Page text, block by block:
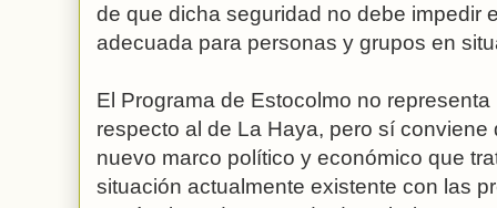
de que dicha seguridad no debe impedir
adecuada para personas y grupos en
El Programa de Estocolmo no
respecto al de La Haya, pero sí
nuevo marco político y económico que
situación actualmente existente con las